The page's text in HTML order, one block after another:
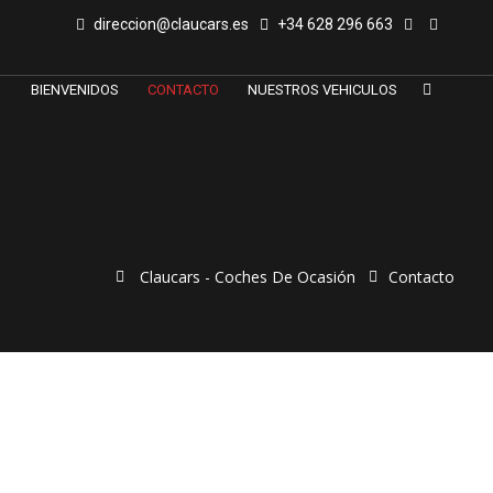
direccion@claucars.es +34 628 296 663
BIENVENIDOS CONTACTO NUESTROS VEHICULOS
Claucars - Coches De Ocasión Contacto